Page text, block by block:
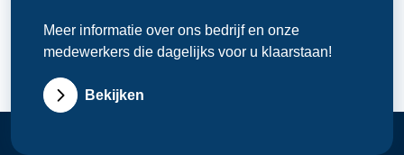
Meer informatie over ons bedrijf en onze
medewerkers die dagelijks voor u klaarstaan!
Bekijken